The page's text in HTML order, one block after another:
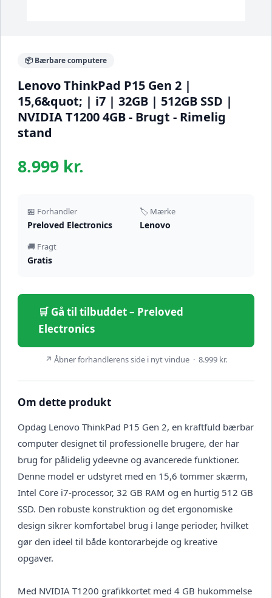
📦 Bærbare computere
Lenovo ThinkPad P15 Gen 2 |
15,6&quot; | i7 | 32GB | 512GB SSD |
NVIDIA T1200 4GB - Brugt - Rimelig
stand
8.999 kr.
🏪 Forhandler
Preloved Electronics
🏷️ Mærke
Lenovo
🚚 Fragt
Gratis
🛒 Gå til tilbuddet – Preloved
Electronics
↗ Åbner forhandlerens side i nyt vindue · 8.999 kr.
Om dette produkt
Opdag Lenovo ThinkPad P15 Gen 2, en kraftfuld bærbar
computer designet til professionelle brugere, der har
brug for pålidelig ydeevne og avancerede funktioner.
Denne model er udstyret med en 15,6 tommer skærm,
Intel Core i7-processor, 32 GB RAM og en hurtig 512 GB
SSD. Den robuste konstruktion og det ergonomiske
design sikrer komfortabel brug i lange perioder, hvilket
gør den ideel til både kontorarbejde og kreative
opgaver.
Med NVIDIA T1200 grafikkortet med 4 GB hukommelse